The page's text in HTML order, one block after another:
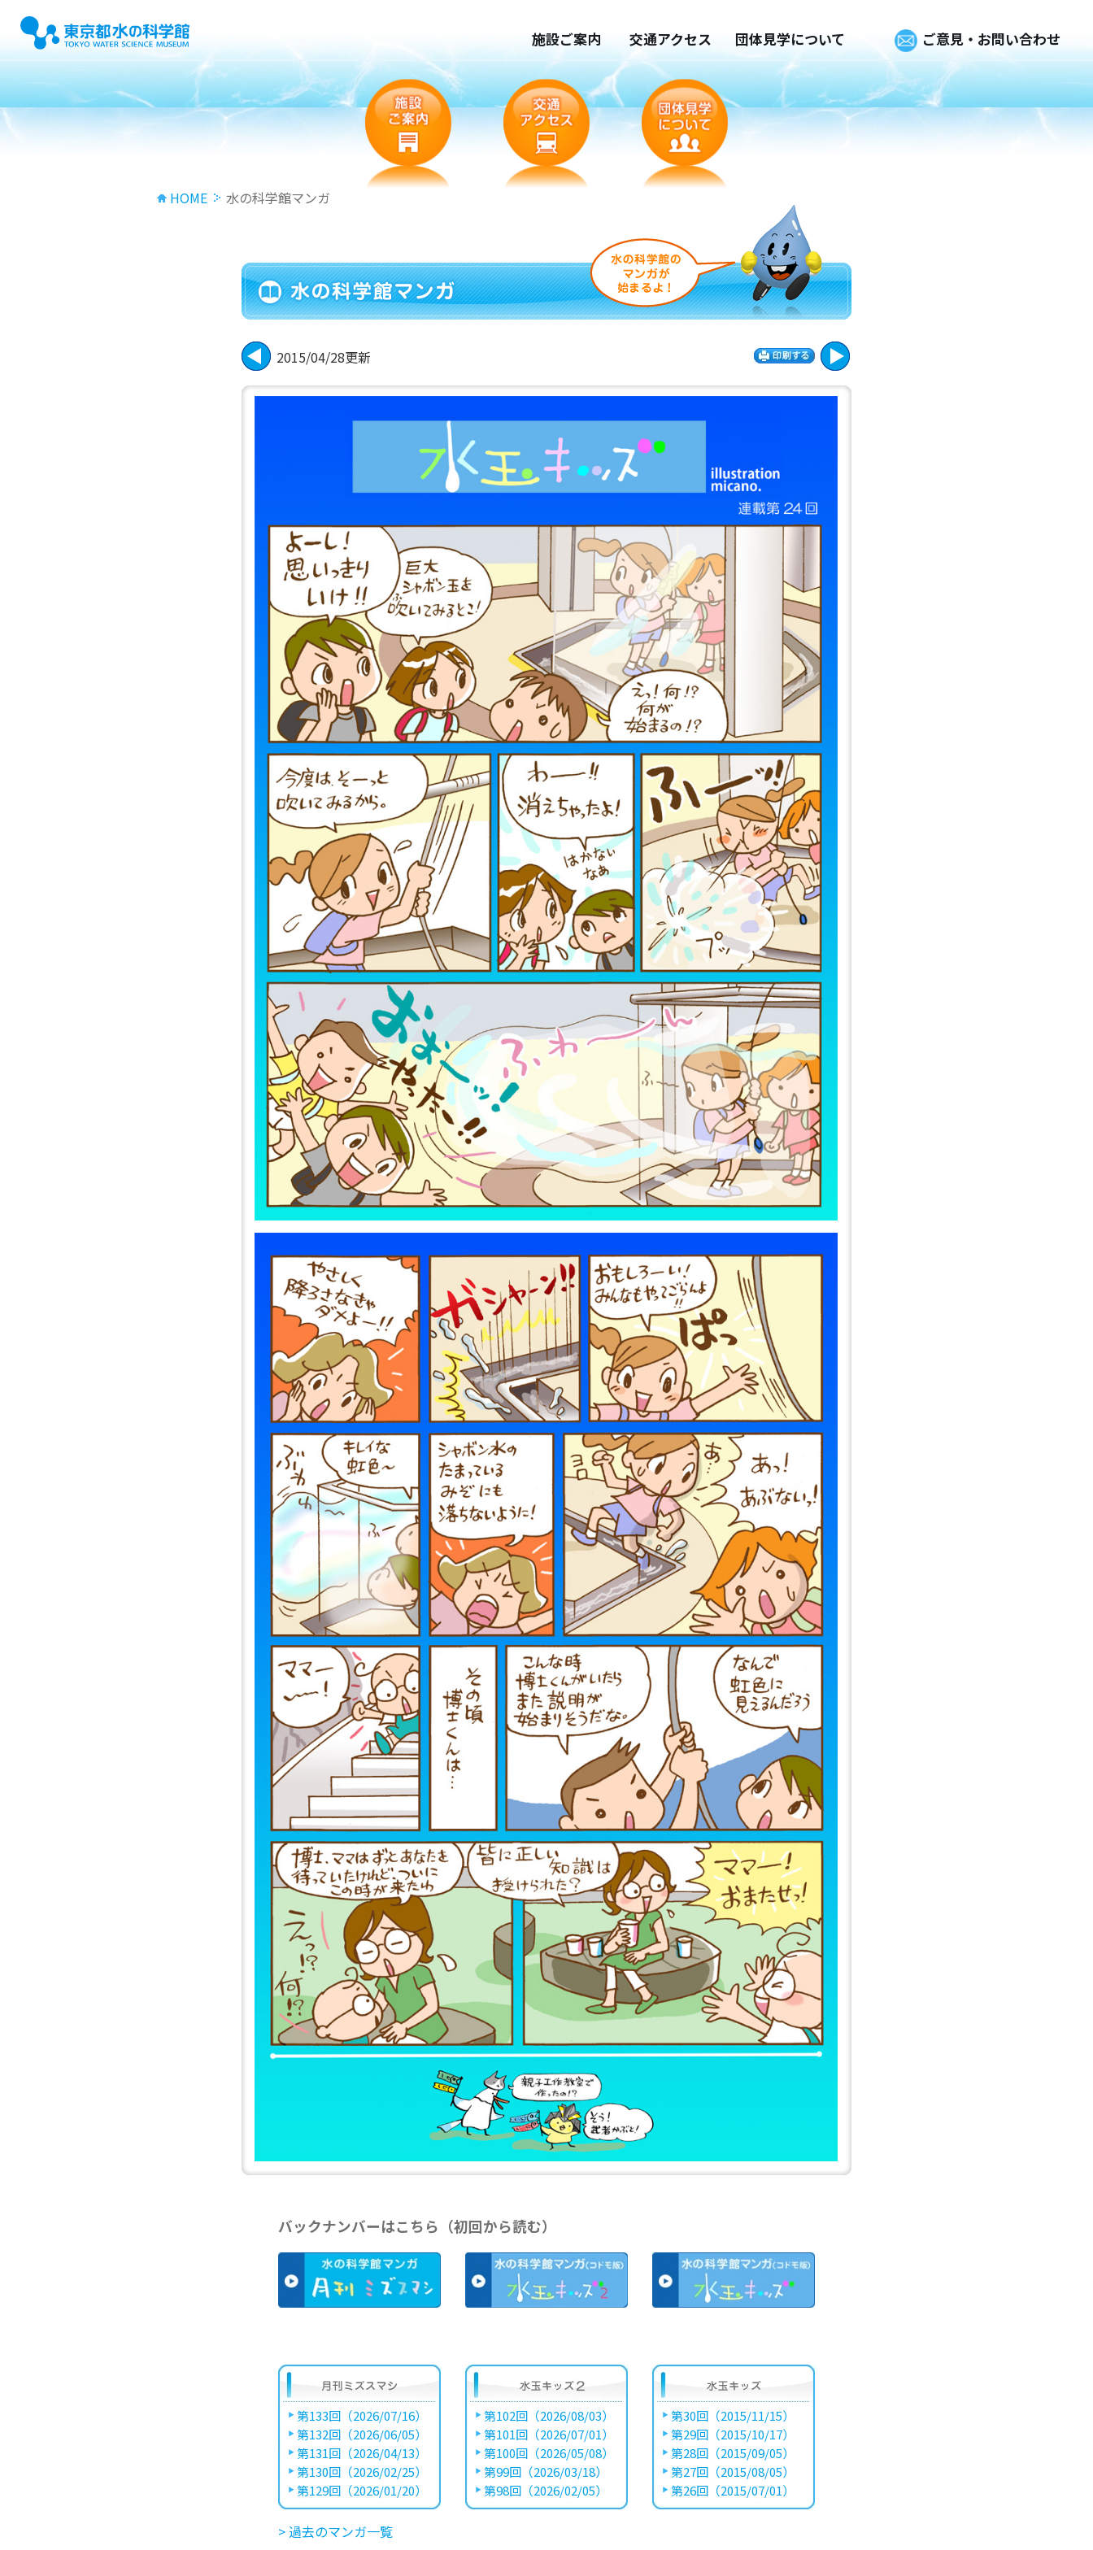
施設ご案内 交通アクセス 団体見学について ご意見・お問い合わせ
HOME 水の科学館マンガ
2015/04/28更新
バックナンバーはこちら（初回から読む）
第133回（2026/07/16）
第132回（2026/06/05）
第131回（2026/04/13）
第130回（2026/02/25）
第129回（2026/01/20）
第102回（2026/08/03）
第101回（2026/07/01）
第100回（2026/05/08）
第99回（2026/03/18）
第98回（2026/02/05）
第30回（2015/11/15）
第29回（2015/10/17）
第28回（2015/09/05）
第27回（2015/08/05）
第26回（2015/07/01）
> 過去のマンガ一覧